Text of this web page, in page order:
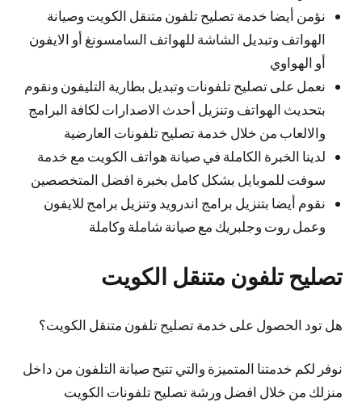
نؤمن أيضا خدمة تصليح تلفون متنقل الكويت وصيانة
الهواتف وتبديل الشاشة للهواتف السامسونغ أو الايفون
أو الهواوي
نعمل على تصليح تلفونات وتبديل بطارية التليفون ونقوم
بتحديث الهواتف وتنزيل أحدث الاصدارات لكافة البرامج
والالعاب من خلال خدمة تصليح تلفونات العارضية
لدينا الخبرة الكاملة في صيانة هواتف الكويت مع خدمة
سوفت للموبايل بشكل كامل بخبرة افضل المتخصصين
نقوم أيضا بتنزيل برامج اندرويد وتنزيل برامج للايفون
وعمل روت وجلبريك مع صيانة شاملة وكاملة
تصليح تلفون متنقل الكويت
هل تود الحصول على خدمة تصليح تلفون متنقل الكويت؟
نوفر لكم خدمتنا المتميزة والتي تتيح صيانة التلفون من داخل
منزلك من خلال افضل ورشة تصليح تلفونات الكويت